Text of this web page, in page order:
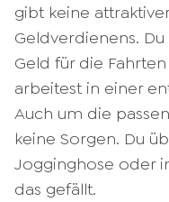
gibt keine
Geldverdienens.
Geld für die
arbeitest in einer
Auch um die
keine Sorgen. Du
Jogginghose oder
das gefällt.